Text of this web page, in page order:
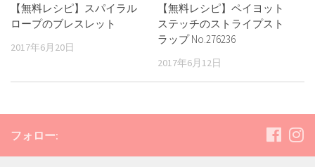
【無料レシピ】スパイラル
ロープのブレスレット
2017年6月20日
【無料レシピ】ペイヨット
ステッチのストライプスト
ラップ No.276236
2017年6月12日
フォロー: